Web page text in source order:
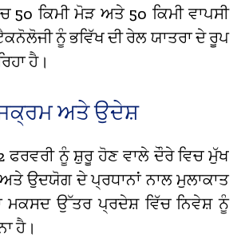
50 ਕਿਮੀ ਮੋੜ ਅਤੇ 50 ਕਿਮੀ ਵਾਪਸੀ
ਨੂੰ ਭਵਿੱਖ ਦੀ ਰੇਲ ਯਾਤਰਾ ਦੇ ਰੂਪ
ਹੈ।
ਅਤੇ ਉਦੇਸ਼
ਫਰਵਰੀ ਨੂੰ ਸ਼ੁਰੂ ਹੋਣ ਵਾਲੇ ਦੌਰੇ ਵਿਚ ਮੁੱਖ
ਉਦਯੋਗ ਦੇ ਪ੍ਰਧਾਨਾਂ ਨਾਲ ਮੁਲਾਕਾਤ
ਮਕਸਦ ਉੱਤਰ ਪ੍ਰਦੇਸ਼ ਵਿੱਚ ਨਿਵੇਸ਼ ਨੂੰ
ਹੈ।